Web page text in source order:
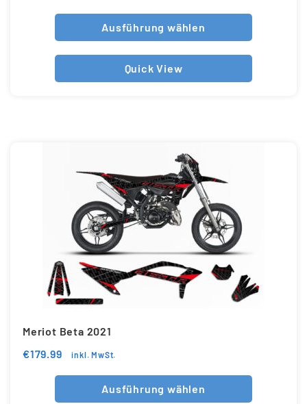
Ausführung wählen
Quick View
Meriot Beta 2021
€179.99 inkl. MwSt.
Ausführung wählen